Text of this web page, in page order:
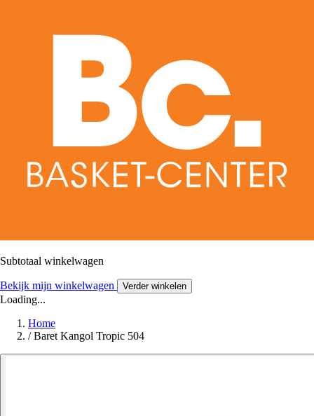
Subtotaal winkelwagen
Bekijk mijn winkelwagen Verder winkelen
Loading...
Home
/ Baret Kangol Tropic 504